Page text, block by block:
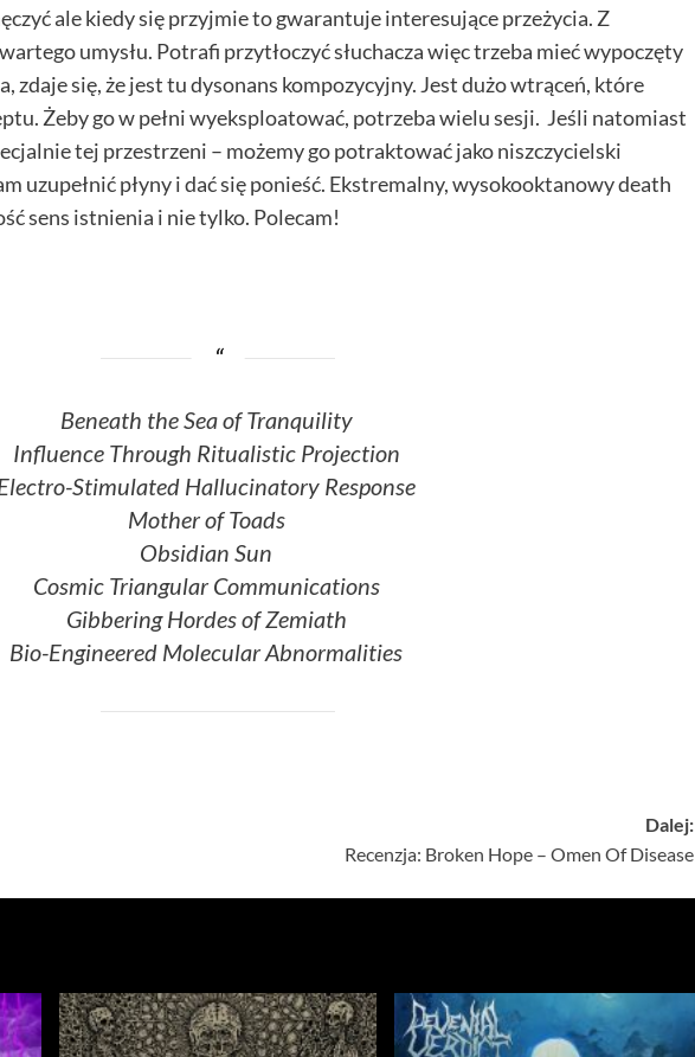
ale kiedy się przyjmie to gwarantuje interesujące przeżycia. Z
umysłu. Potrafi przytłoczyć słuchacza więc trzeba mieć wypoczęty
zdaje się, że jest tu dysonans kompozycyjny. Jest dużo wtrąceń, które
Żeby go w pełni wyeksploatować, potrzeba wielu sesji. Jeśli natomiast
tej przestrzeni – możemy go potraktować jako niszczycielski
uzupełnić płyny i dać się ponieść. Ekstremalny, wysokooktanowy death
sens istnienia i nie tylko. Polecam!
Beneath the Sea of Tranquility
Influence Through Ritualistic Projection
Stimulated Hallucinatory Response
Mother of Toads
Obsidian Sun
Cosmic Triangular Communications
Gibbering Hordes of Zemiath
Bio-Engineered Molecular Abnormalities
Dalej:
Recenzja: Broken Hope – Omen Of Disease